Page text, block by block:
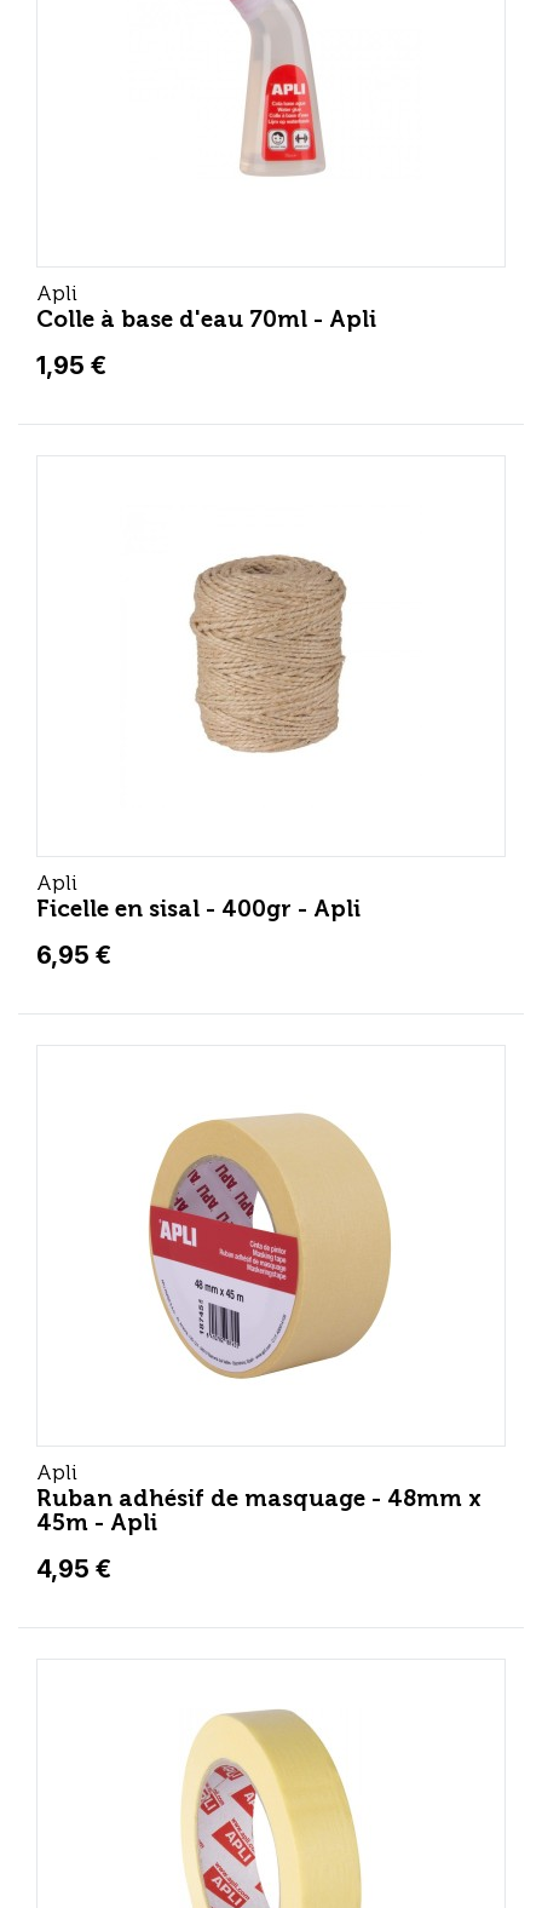
Apli
Colle à base d'eau 70ml - Apli
1,95 €
Apli
Ficelle en sisal - 400gr - Apli
6,95 €
Apli
Ruban adhésif de masquage - 48mm x
45m - Apli
4,95 €